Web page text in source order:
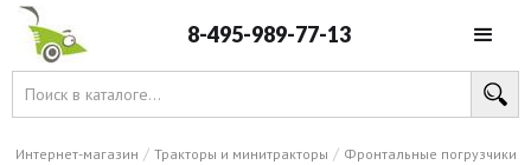
8-495-989-77-13
Интернет-магазин / Тракторы и минитракторы / Фронтальные погрузчики